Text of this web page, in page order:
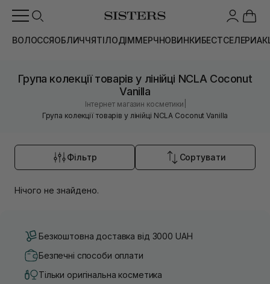
ВОЛОССЯОБЛИЧЧЯТІЛОДІММЕРЧНОВИНКИБЕСТСЕЛЕРИ
Група колекції товарів у лінійці NCLA Coconut
Vanilla
Інтернет магазин косметики
Група колекції товарів у лінійці NCLA Coconut Vanilla
Фільтр Сортувати
Нічого не знайдено.
Безкоштовна доставка від 3000 UAH
Безпечні способи оплати
Тільки оригінальна косметика